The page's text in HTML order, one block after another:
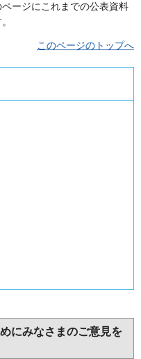
ページにこれまでの公表資料
このページのトップへ
にみなさまのご意見を